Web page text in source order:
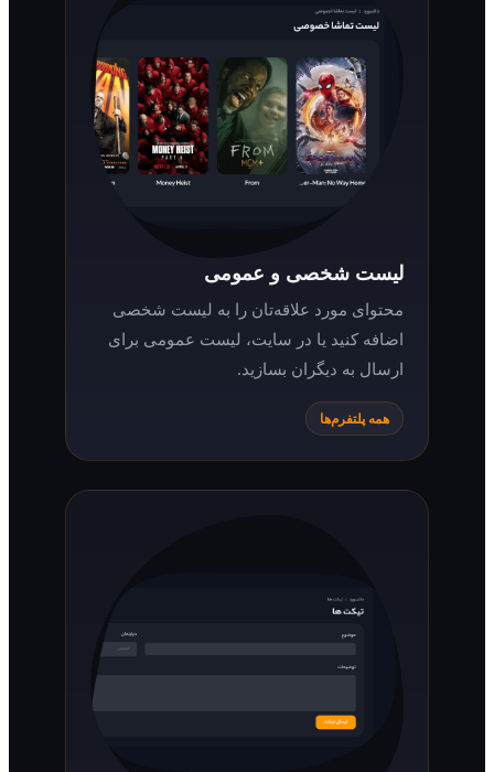
لیست شخصی و عمومی
محتوای مورد علاقه‌تان را به لیست شخصی
اضافه کنید یا در سایت، لیست عمومی برای
ارسال به دیگران بسازید.
همه پلتفرم‌ها